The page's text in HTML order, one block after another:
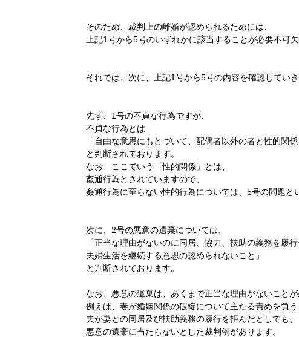
そのため、裁判上の離婚が認められるためには、
上記1号から5号のいずれかに該当することが必要不可欠
それでは、次に、上記1号から5号の内容を確認していき
先ず、1号の不貞な行為ですが、
不貞な行為とは
「自由な意思にもとづいて、配偶者以外の者と性的関係
と判断されております。
なお、ここでいう「性的関係」とは、
姦通行為とされていますので、
姦通行為に至らない性的行為については、5号の問題と
次に、2号の悪意の遺棄については、
「正当な理由がないのに同居、協力、扶助の義務を履行
夫婦生活を継続する意思の認められないこと」
と判断されております。
なお、悪意の遺棄は、あくまで正当な理由がないことが
例えば、妻が婚姻関係の破綻について主たる責めを負う
夫が妻との同居及び扶助義務の履行を拒んだとしても、
悪意の遺棄に当たらないとした裁判例があります。